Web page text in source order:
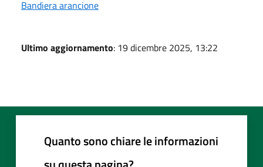
Bandiera arancione
Ultimo aggiornamento: 19 dicembre 2025, 13:22
Quanto sono chiare le informazioni